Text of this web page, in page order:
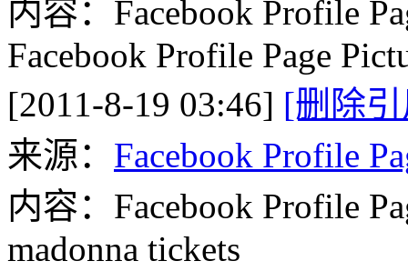
内容：Facebook Profile
Facebook Profile Page
[2011-8-19 03:46] [删除
来源： Facebook Profile
内容：Facebook Profile
madonna tickets